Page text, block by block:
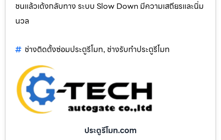
ชนแล้วเด้งกลับทาง ระบบ Slow Down มีความเสถียรและนิ่ม
นวล
ช่างติดตั้งซ่อมประตูรีโมท, ช่างรับทำประตูรีโมท
ประตูรีโมท.com